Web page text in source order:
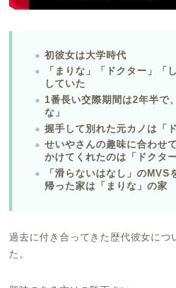
初彼女は大学時代
「まりな」「ドクター」「
していた
1番長い交際期間は2年半で
な」
握手して別れた元カノは「
せいやさんの趣味に合わせ
かけてくれたのは「ドクタ
「滑らないはなし」のMVS
帰った家は「まりな」の家
過去に付き合ってきた歴代彼女につ
た。